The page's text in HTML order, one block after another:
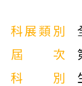
科展類別
屆次
科別